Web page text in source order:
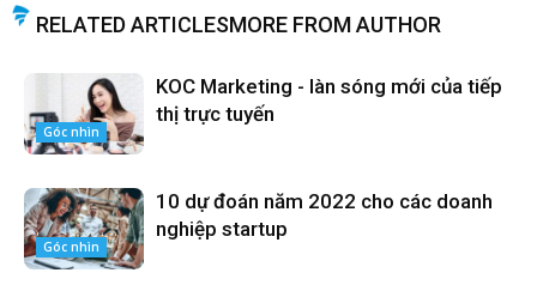
RELATED ARTICLESMORE FROM AUTHOR
Góc nhìn
KOC Marketing - làn sóng mới của tiếp
thị trực tuyến
Góc nhìn
10 dự đoán năm 2022 cho các doanh
nghiệp startup